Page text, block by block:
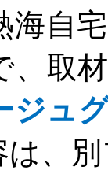
海自
、取
ジュ
、